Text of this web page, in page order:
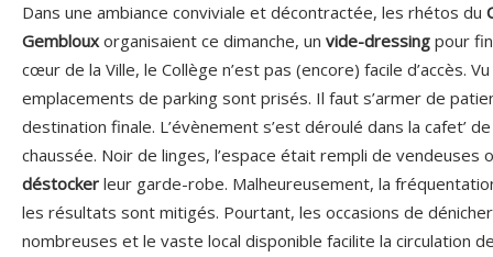
Dans une ambiance conviviale et décontractée, les rhétos du
Gemblouxorganisaient ce dimanche, un vide-dressing pour
cœur de la Ville, le Collège n’est pas (encore) facile d’accès.
emplacements de parking sont prisés. Il faut s’armer de
destination finale. L’évènement s’est déroulé dans la cafet’
chaussée. Noir de linges, l’espace était rempli de vendeuses
déstocker leur garde-robe. Malheureusement, la
les résultats sont mitigés. Pourtant, les occasions de
nombreuses et le vaste local disponible facilite la circulation